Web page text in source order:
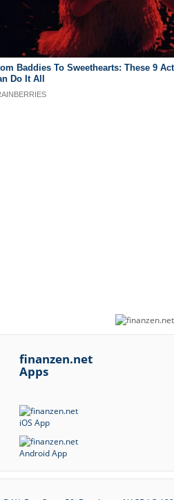
finanzen.net
Apps